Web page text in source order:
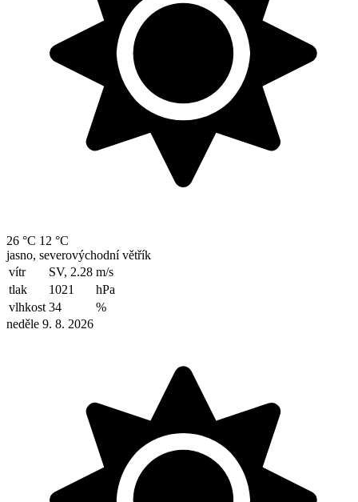
26 °C 12 °C
jasno, severovýchodní větřík
vítr
SV, 2.28 m/s
tlak
1021
hPa
vlhkost 34
%
neděle 9. 8. 2026